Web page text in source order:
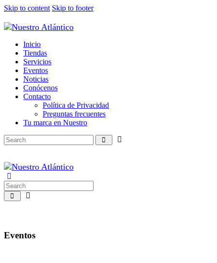
Skip to content Skip to footer
Inicio
Tiendas
Servicios
Eventos
Noticias
Conócenos
Contacto
Política de Privacidad
Preguntas frecuentes
Tu marca en Nuestro
Eventos